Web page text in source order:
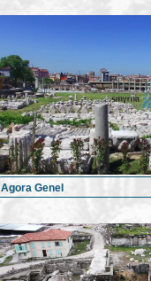
Agora Genel